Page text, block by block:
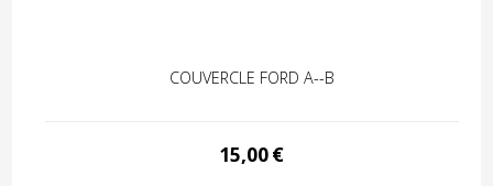
COUVERCLE FORD A--B
15,00€